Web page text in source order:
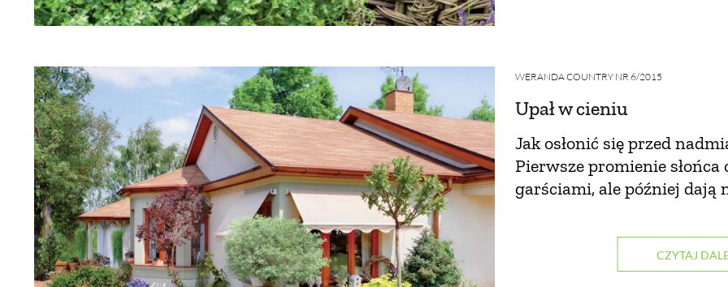
WERANDA COUNTRY NR 6/2015
Upał w cieniu
Jak osłonić się przed
Pierwsze promienie
garściami, ale później dają
CZYTAJ